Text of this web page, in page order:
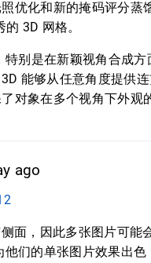
优化和新的掩码评分蒸
3D 网格。
别是在新颖视角合成
能够从任意角度提供
对象在多个视角下外观
ago
面，因此多张图片可能
们的单张图片效果出色